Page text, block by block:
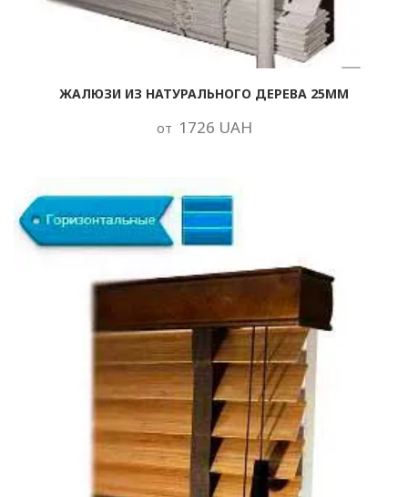
ЖАЛЮЗИ ИЗ НАТУРАЛЬНОГО ДЕРЕВА 25ММ
от 1726 UAH